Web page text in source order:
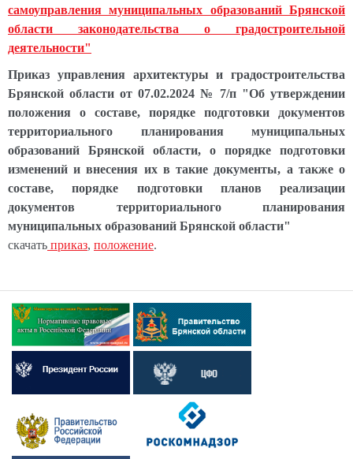
самоуправления муниципальных образований Брянской
области законодательства о градостроительной
деятельности"
Приказ управления архитектуры и градостроительства
Брянской области от 07.02.2024 № 7/п "Об утверждении
положения о составе, порядке подготовки документов
территориального планирования муниципальных
образований Брянской области, о порядке подготовки
изменений и внесения их в такие документы, а также о
составе, порядке подготовки планов реализации
документов территориального планирования
муниципальных образований Брянской области"
скачать приказ, положение.